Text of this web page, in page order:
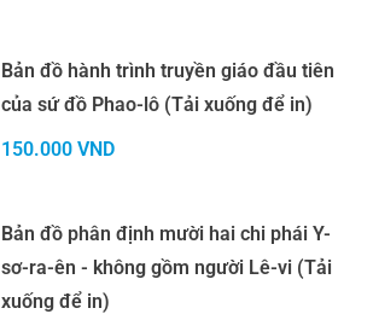
Bản đồ hành trình truyền giáo đầu tiên
của sứ đồ Phao-lô (Tải xuống để in)
150.000 VND
Bản đồ phân định mười hai chi phái Y-
sơ-ra-ên - không gồm người Lê-vi (Tải
xuống để in)